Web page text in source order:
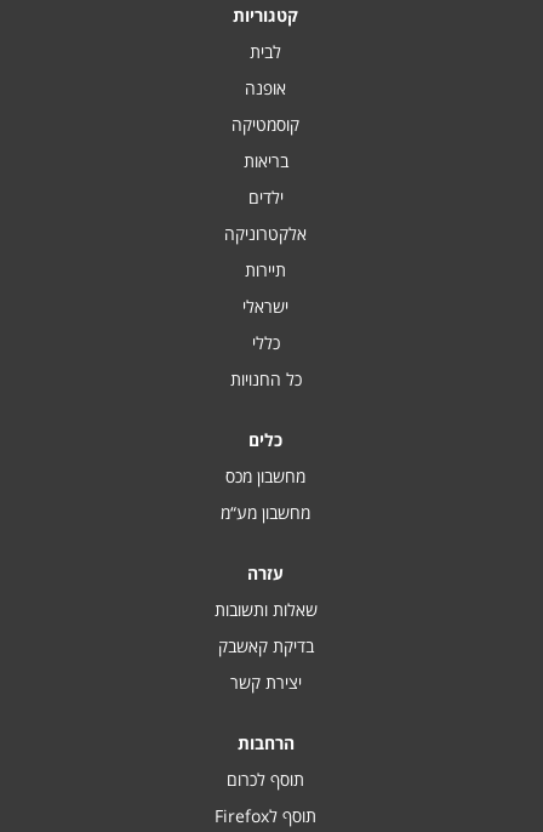
קטגוריות
לבית
אופנה
קוסמטיקה
בריאות
ילדים
אלקטרוניקה
תיירות
ישראלי
כללי
כל החנויות
כלים
מחשבון מכס
מחשבון מע“מ
עזרה
שאלות ותשובות
בדיקת קאשבק
יצירת קשר
הרחבות
תוסף לכרום
תוסף לFirefox